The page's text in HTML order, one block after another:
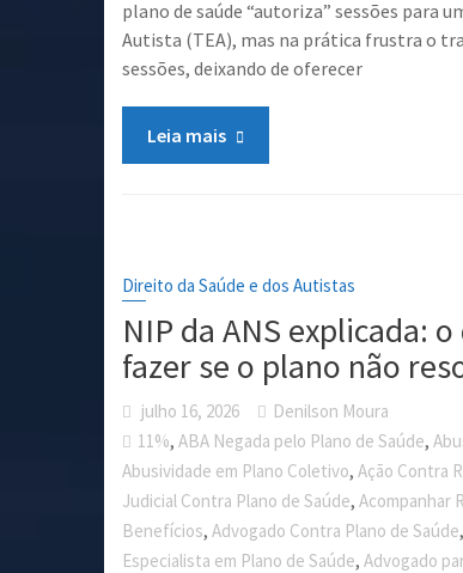
plano de saúde “autoriza” sessões para
Autista (TEA), mas na prática frustra o
sessões, deixando de oferecer
Leia mais
Direito da Saúde e dos Autistas
NIP da ANS explicada:
fazer se o plano não
julho 16, 2026
Denilson Moura
11%,ABA Negada pelo Plano de Saúde,
Abusividade em Plano Coletivo,Ação Contra
Judicial Contra Plano de Saúde,Acompanhar
Benefícios,Advogado Contra Plano de Saúde
Especialista em Plano de Saúde,Advogado